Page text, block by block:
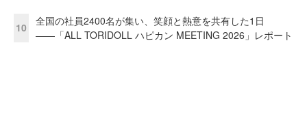
10
全国の社員2400名が集い、笑顔と熱意を共有した1日
――「ALL TORIDOLL ハピカン MEETING 2026」レポート